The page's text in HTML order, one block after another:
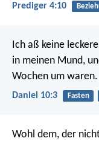
Prediger 4:10
Ich aß keine
in meinen Mund,
Wochen um waren.
Daniel 10:3 Fasten
Wohl dem, der